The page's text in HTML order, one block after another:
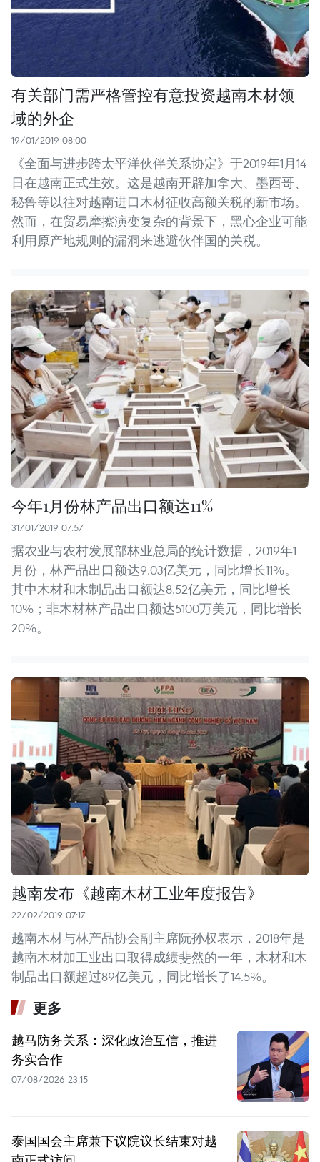
有关部门需严格管控有意投资越南木材领
域的外企
19/01/2019 08:00
《全面与进步跨太平洋伙伴关系协定》于2019年1月14
日在越南正式生效。这是越南开辟加拿大、墨西哥、
秘鲁等以往对越南进口木材征收高额关税的新市场。
然而，在贸易摩擦演变复杂的背景下，黑心企业可能
利用原产地规则的漏洞来逃避伙伴国的关税。
今年1月份林产品出口额达11%
31/01/2019 07:57
据农业与农村发展部林业总局的统计数据，2019年1
月份，林产品出口额达9.03亿美元，同比增长11%。
其中木材和木制品出口额达8.52亿美元，同比增长
10%；非木材林产品出口额达5100万美元，同比增长
20%。
越南发布《越南木材工业年度报告》
22/02/2019 07:17
越南木材与林产品协会副主席阮孙权表示，2018年是
越南木材加工业出口取得成绩斐然的一年，木材和木
制品出口额超过89亿美元，同比增长了14.5%。
更多
越马防务关系：深化政治互信，推进
务实合作
07/08/2026 23:15
泰国国会主席兼下议院议长结束对越